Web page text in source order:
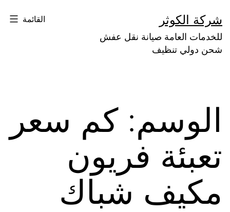
إلى
المحتوى
شركة الكوثر
للخدمات العامة صيانة نقل عفش
شحن دولي تنظيف
القائمة
الوسم:كم سعر
تعبئة فريون
مكيف شباك